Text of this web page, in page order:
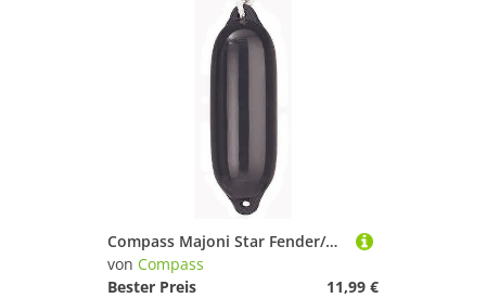
Compass Majoni Star Fender/Bootsfender, Rammschutz, aufblasbar, UV-resistent, optimaler Schutz, Blau, Dunkelblau, Schwarz, Weiß, (S, M, L, XL)
von Compass
Bester Preis
11,99 €